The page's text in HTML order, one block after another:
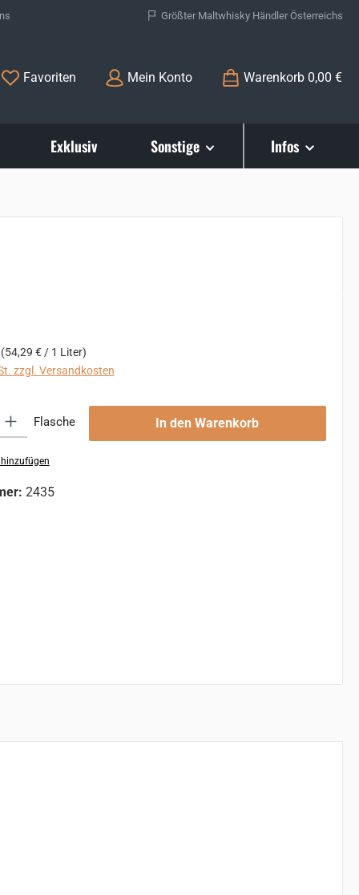
Größter Maltwhisky Händler Österreichs
Favoriten Du hast 0 Produkte auf dem Merkzettel
Mein Konto Warenkorb 0,00 €
Exklusiv Sonstige Infos
(54,29 € / 1 Liter)
zzgl. Versandkosten
Gib den gewünschten Wert ein oder benutze die Schaltflächen um die
Flasche In den Warenkorb
2435